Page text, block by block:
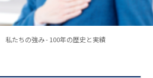
私たちの強み - 100年の歴史と実績